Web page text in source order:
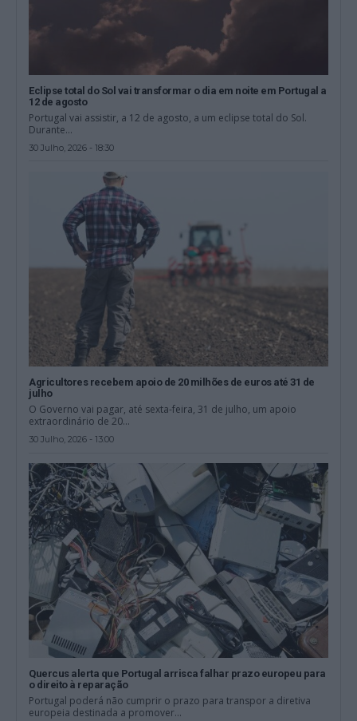
Eclipse total do Sol vai transformar o dia em noite em Portugal a
12 de agosto
Portugal vai assistir, a 12 de agosto, a um eclipse total do Sol.
Durante...
30 Julho, 2026 - 18:30
Agricultores recebem apoio de 20 milhões de euros até 31 de
julho
O Governo vai pagar, até sexta-feira, 31 de julho, um apoio
extraordinário de 20...
30 Julho, 2026 - 13:00
Quercus alerta que Portugal arrisca falhar prazo europeu para
o direito à reparação
Portugal poderá não cumprir o prazo para transpor a diretiva
europeia destinada a promover...